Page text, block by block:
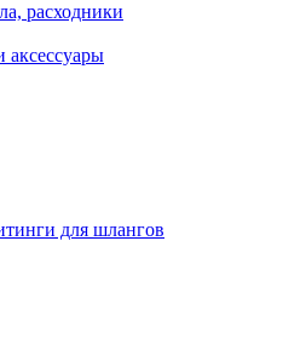
расходники
аксессуары
для шлангов